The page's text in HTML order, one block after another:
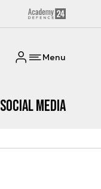
Menu
Social media